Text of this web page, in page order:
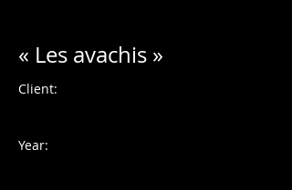
« Les avachis »
Client:
Year: